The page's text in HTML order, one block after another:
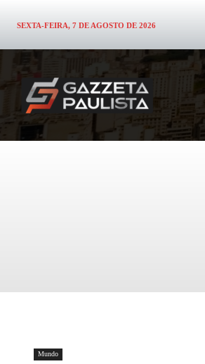
SEXTA-FEIRA, 7 DE AGOSTO DE 2026
Mundo